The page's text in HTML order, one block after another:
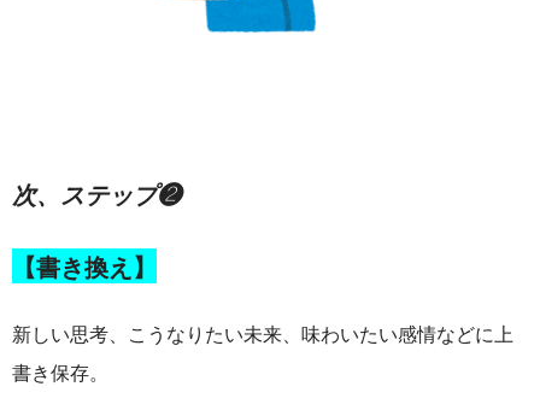
次、ステップ❷
【書き換え】
新しい思考、こうなりたい未来、味わいたい感情などに上
書き保存。